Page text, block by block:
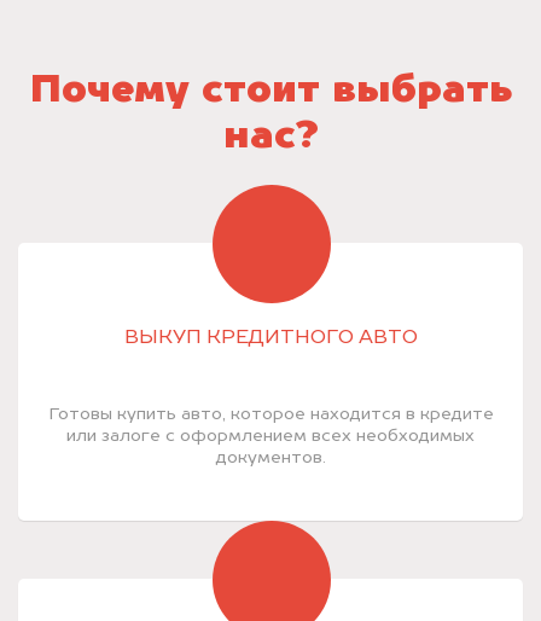
Почему стоит выбрать
нас?
ВЫКУП КРЕДИТНОГО АВТО
Готовы купить авто, которое находится в кредите
или залоге с оформлением всех необходимых
документов.